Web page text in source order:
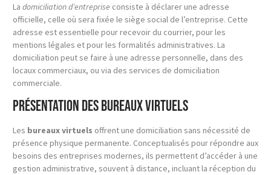
La domiciliation d’entreprise consiste à déclarer une adresse
officielle, celle où sera fixée le siège social de l’entreprise. Cette
adresse est essentielle pour recevoir du courrier, pour les
mentions légales et pour les formalités administratives. La
domiciliation peut se faire à une adresse personnelle, dans des
locaux commerciaux, ou via des services de domiciliation
commerciale.
Présentation des bureaux virtuels
Les bureaux virtuels offrent une domiciliation sans nécessité de
présence physique permanente. Conceptualisés pour répondre aux
besoins des entreprises modernes, ils permettent d’accéder à une
gestion administrative, souvent à distance, incluant la réception du